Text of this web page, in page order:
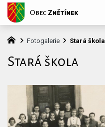
Fotogalerie Stará škola
Stará škola
Obec Znětínek